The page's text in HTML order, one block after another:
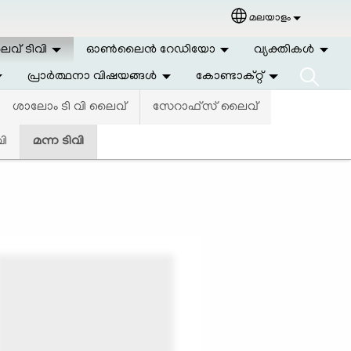
Select your
മലയാളം
ടിവി
ശാലോം ടി വി ലൈവ് സേറാഫ്സ് ലൈവ്
മന്ന ടിവി
ഓണ്‍ലൈന്‍ റേഡിയോ
വ്യക്തികള്‍
പ്രാര്‍ത്ഥനാ വിഷയങ്ങള്‍ കോണ്ടാക്റ്റ്